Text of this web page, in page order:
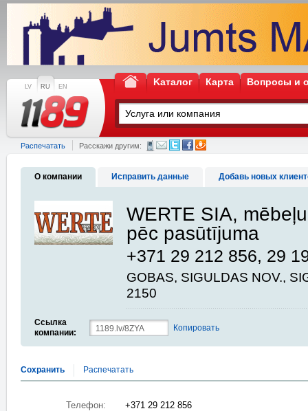
LV RU EN Kаталог Карта Вопросы и
Распечатать Расскажи другим:
О компании Исправить данные Добавь новых
WERTE SIA,
pēc pasūtījuma
+371 29 212 856, 29
GOBAS, SIGULDAS NOV.,
2150
Ссылка
компании:
Копировать
Сохранить Распечатать
Телефон:
+371 29 212 856